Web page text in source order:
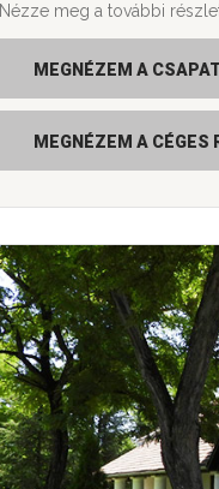
Nézze meg a további
MEGNÉZEM A
MEGNÉZEM A CÉGES